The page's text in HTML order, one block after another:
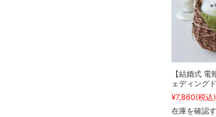
【結婚式
ェディング
¥7,860(税込)
在庫を確認